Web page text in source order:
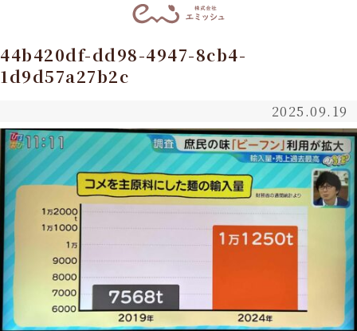
44b420df-dd98-4947-8cb4-
1d9d57a27b2c
2025.09.19